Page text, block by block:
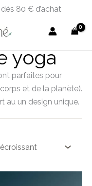
80 € d’achat
yoga
parfaites pour
et de la planète).
au un design unique.